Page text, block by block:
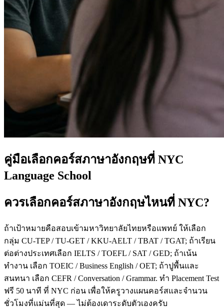
คู่มือเลือกคอร์สภาษาอังกฤษที่ NYC
Language School
ควรเลือกคอร์สภาษาอังกฤษไหนที่ NYC?
ถ้าเป้าหมายคือสอบเข้ามหาวิทยาลัยไทยหรือแพทย์ ให้เลือก
กลุ่ม CU-TEP / TU-GET / KKU-AELT / TBAT / TGAT; ถ้าเรียน
ต่อต่างประเทศเลือก IELTS / TOEFL / SAT / GED; ถ้าเน้น
ทำงาน เลือก TOEIC / Business English / OET; ถ้าปูพื้นและ
สนทนา เลือก CEFR / Conversation / Grammar. ทำ Placement Test
ฟรี 50 นาที ที่ NYC ก่อน เพื่อให้ครูวางแผนคอร์สและจำนวน
ชั่วโมงที่แม่นที่สุด — ไม่ต้องเดาระดับตัวเองครับ